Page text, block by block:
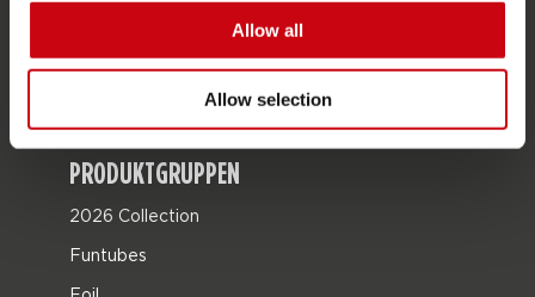
Allow all
Allow selection
Karriere
Jobe Händler werden
PRODUKTGRUPPEN
2026 Collection
Funtubes